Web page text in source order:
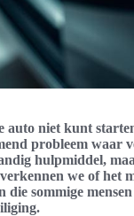
auto niet kunt
probleem waar
hulpmiddel,
we of het
sommige